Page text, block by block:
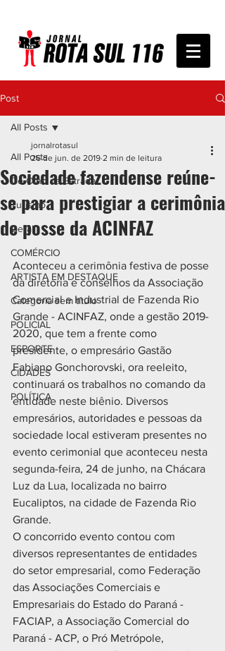
Post
All Posts
De Olho na Estrada
Turismo
Geral
COMÉRCIO
ARTISTA EM DESTAQUE
Categoria sem título
POLICIAL
ESPORTE
CIDADES
POLÍTICA
All Posts
Sociedade fazendense reúne-
se para prestigiar a cerimônia
de posse da ACINFAZ
jornalrotasul
26 de jun. de 2019 2 min de leitura
Aconteceu a cerimônia festiva de posse
da diretoria e conselhos da Associação
Comercial e Industrial de Fazenda Rio
Grande - ACINFAZ, onde a gestão 2019-
2020, que tem a frente como
presidente, o empresário Gastão
Fabiano Gonchorovski, ora reeleito,
continuará os trabalhos no comando da
entidade neste biênio. Diversos
empresários, autoridades e pessoas da
sociedade local estiveram presentes no
evento cerimonial que aconteceu nesta
segunda-feira, 24 de junho, na Chácara
Luz da Lua, localizada no bairro
Eucaliptos, na cidade de Fazenda Rio
Grande.
O concorrido evento contou com
diversos representantes de entidades
do setor empresarial, como Federação
das Associações Comerciais e
Empresariais do Estado do Paraná -
FACIAP, a Associação Comercial do
Paraná - ACP, o Pró Metrópole,